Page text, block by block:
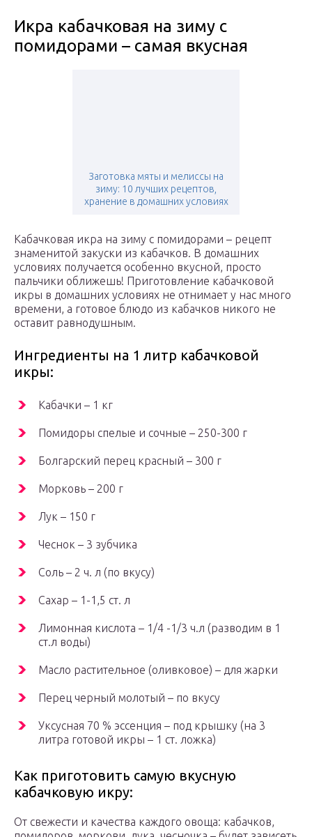
Икра кабачковая на зиму с
помидорами – самая вкусная
Заготовка мяты и мелиссы на
зиму: 10 лучших рецептов,
хранение в домашних условиях
Кабачковая икра на зиму с помидорами – рецепт
знаменитой закуски из кабачков. В домашних
условиях получается особенно вкусной, просто
пальчики оближешь! Приготовление кабачковой
икры в домашних условиях не отнимает у нас много
времени, а готовое блюдо из кабачков никого не
оставит равнодушным.
Ингредиенты на 1 литр кабачковой
икры:
Кабачки – 1 кг
Помидоры спелые и сочные – 250-300 г
Болгарский перец красный – 300 г
Морковь – 200 г
Лук – 150 г
Чеснок – 3 зубчика
Соль – 2 ч. л (по вкусу)
Сахар – 1-1,5 ст. л
Лимонная кислота – 1/4 -1/3 ч.л (разводим в 1
ст.л воды)
Масло растительное (оливковое) – для жарки
Перец черный молотый – по вкусу
Уксусная 70 % эссенция – под крышку (на 3
литра готовой икры – 1 ст. ложка)
Как приготовить самую вкусную
кабачковую икру:
От свежести и качества каждого овоща: кабачков,